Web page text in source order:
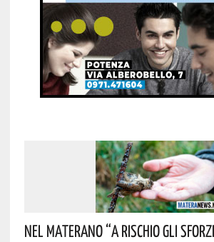
Nel Materano “a Rischio Gli